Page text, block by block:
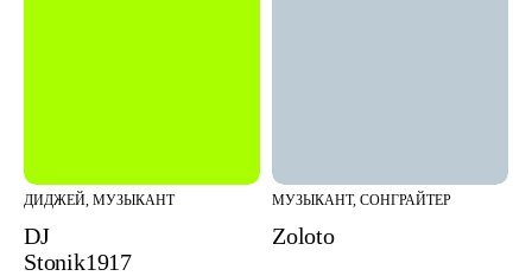
ДИДЖЕЙ, МУЗЫКАНТ
DJ
Stonik1917
МУЗЫКАНТ, СОНГРАЙТЕР
Zoloto